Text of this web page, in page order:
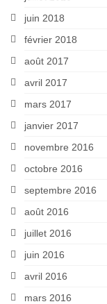
juin 2018
février 2018
août 2017
avril 2017
mars 2017
janvier 2017
novembre 2016
octobre 2016
septembre 2016
août 2016
juillet 2016
juin 2016
avril 2016
mars 2016